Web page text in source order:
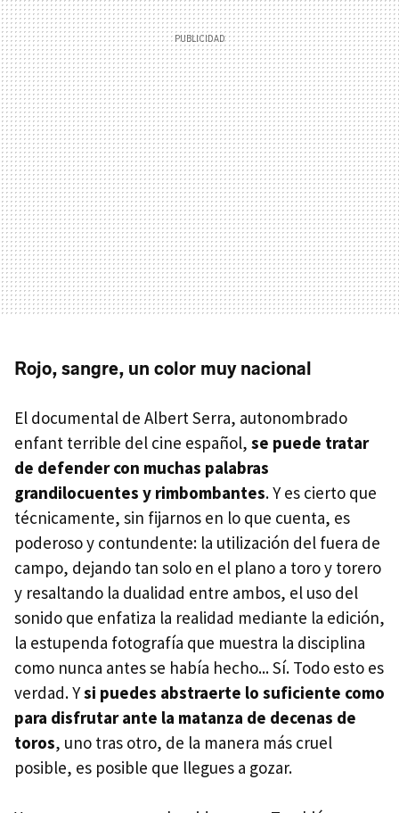
Rojo, sangre, un color muy nacional
El documental de Albert Serra, autonombrado
enfant terrible del cine español, se puede tratar
de defender con muchas palabras
grandilocuentes y rimbombantes. Y es cierto que
técnicamente, sin fijarnos en lo que cuenta, es
poderoso y contundente: la utilización del fuera de
campo, dejando tan solo en el plano a toro y torero
y resaltando la dualidad entre ambos, el uso del
sonido que enfatiza la realidad mediante la edición,
la estupenda fotografía que muestra la disciplina
como nunca antes se había hecho... Sí. Todo esto es
verdad. Ysi puedes abstraerte lo suficiente como
para disfrutar ante la matanza de decenas de
toros, uno tras otro, de la manera más cruel
posible, es posible que llegues a gozar.